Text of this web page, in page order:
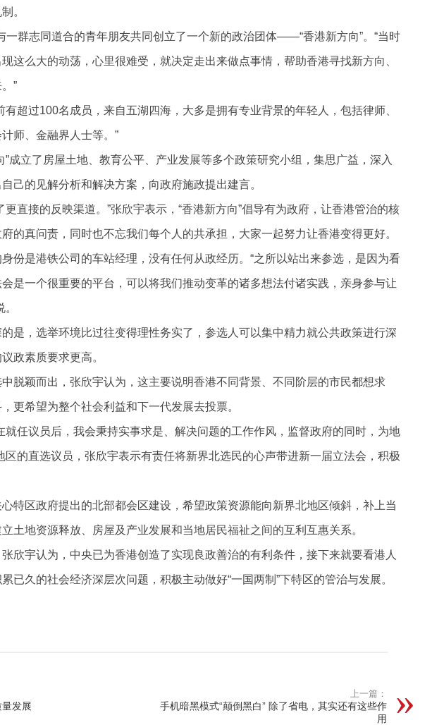
。
一群志同道合的青年朋友共同创立了一个新的政治团体——“香港新方向”。“当时
这么大的动荡，心里很难受，就决定走出来做点事情，帮助香港寻找新方向、
”
有超过100名成员，来自五湖四海，大多是拥有专业背景的年轻人，包括律师、
师、金融界人士等。”
”成立了房屋土地、教育公平、产业发展等多个政策研究小组，集思广益，深入
己的见解分析和解决方案，向政府施政提出建言。
更直接的反映渠道。”张欣宇表示，“香港新方向”倡导有为政府，让香港管治的核
的真问责，同时也不忘我们每个人的共承担，大家一起努力让香港变得更好。
份是港铁公司的车站经理，没有任何从政经历。“之所以站出来参选，是因为看
是一个很重要的平台，可以将我们推动变革的诸多想法付诸实践，亲身参与让
是，选举环境比过往变得理性务实了，参选人可以集中精力就公共政策进行深
政素质要求更高。
脱颖而出，张欣宇认为，这主要说明香港不同背景、不同阶层的市民都想求
更希望为整个社会利益和下一代发展去投票。
就任议员后，我会秉持实事求是、解决问题的工作作风，监督政府的同时，为地
区的直选议员，张欣宇表示有责任将新界北选民的心声带进新一届立法会，积极
特区政府提出的北部都会区建设，希望政策资源能向新界北地区倾斜，补上当
土地资源释放、房屋及产业发展和当地居民福祉之间的互利互惠关系。
欣宇认为，中央已为香港创造了实现良政善治的有利条件，接下来就要看港人
已久的社会经济深层次问题，积极主动做好“一国两制”下特区的管治与发展。
发展
上一篇：
手机暗黑模式“颠倒黑白” 除了省电，其实还有这些作
用